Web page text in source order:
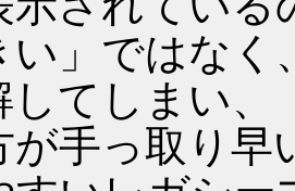
い」ではなく
してしまい、
が手っ取り早